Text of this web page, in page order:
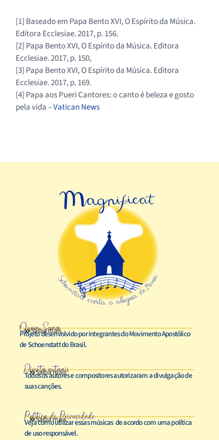
[1] Baseado em Papa Bento XVI, O Espírito da Música.
Editora Ecclesiae. 2017, p. 156.
[2] Papa Bento XVI, O Espírito da Música. Editora
Ecclesiae. 2017, p. 150,
[3] Papa Bento XVI, O Espírito da Música. Editora
Ecclesiae. 2017, p. 169.
[4] Papa aos Pueri Cantores: o canto é beleza e gosto
pela vida –Vatican News
Quem Somos
Saiba mais
Projeto desenvolvido por integrantes do Movimento Apostólico
de Schoenstatt do Brasil.
Direitos autorais
Saiba mais
Todos os autores e compositores autorizaram a divulgação de
suas canções.
Política de Privacidade
Saiba mais
Veja como utilizar essas músicas de acordo com uma política
de uso responsável.